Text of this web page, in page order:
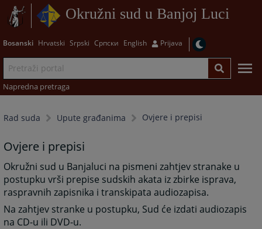
Okružni sud u Banjoj Luci
Bosanski Hrvatski Srpski Српски English Prijava
Napredna pretraga
Rad suda Upute građanima Ovjere i prepisi
Ovjere i prepisi
Okružni sud u Banjaluci na pismeni zahtjev stranake u
postupku vrši prepise sudskih akata iz zbirke isprava,
raspravnih zapisnika i transkipata audiozapisa.
Na zahtjev stranke u postupku, Sud će izdati audiozapis
na CD-u ili DVD-u.